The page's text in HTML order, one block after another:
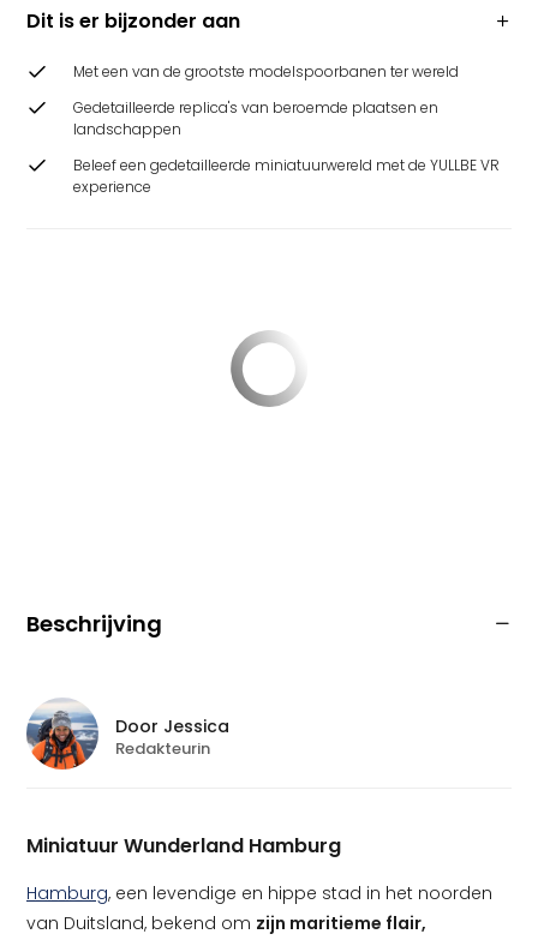
Dit is er bijzonder aan
Met een van de grootste modelspoorbanen ter wereld
Gedetailleerde replica's van beroemde plaatsen en
landschappen
Beleef een gedetailleerde miniatuurwereld met de YULLBE VR
experience
Beschrijving
Miniatuur Wunderland Hamburg
Hamburg, een levendige en hippe stad in het noorden
van Duitsland, bekend om zijn maritieme flair,
Door Jessica
Redakteurin